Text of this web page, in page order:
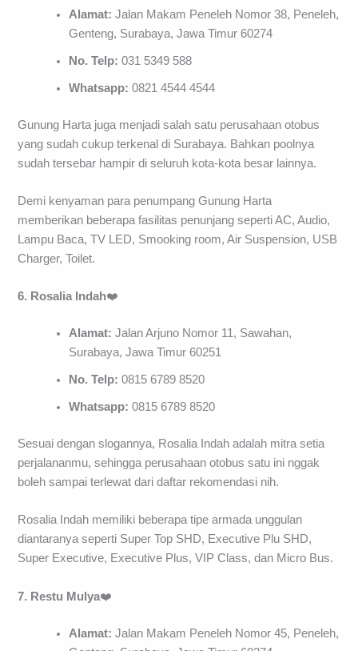
Alamat: Jalan Makam Peneleh Nomor 38, Peneleh,
Genteng, Surabaya, Jawa Timur 60274
No. Telp: 031 5349 588
Whatsapp: 0821 4544 4544
Gunung Harta juga menjadi salah satu perusahaan otobus
yang sudah cukup terkenal di Surabaya. Bahkan poolnya
sudah tersebar hampir di seluruh kota-kota besar lainnya.
Demi kenyaman para penumpang Gunung Harta
memberikan beberapa fasilitas penunjang seperti AC, Audio,
Lampu Baca, TV LED, Smooking room, Air Suspension, USB
Charger, Toilet.
6. Rosalia Indah❤️
Alamat: Jalan Arjuno Nomor 11, Sawahan,
Surabaya, Jawa Timur 60251
No. Telp: 0815 6789 8520
Whatsapp: 0815 6789 8520
Sesuai dengan slogannya, Rosalia Indah adalah mitra setia
perjalananmu, sehingga perusahaan otobus satu ini nggak
boleh sampai terlewat dari daftar rekomendasi nih.
Rosalia Indah memiliki beberapa tipe armada unggulan
diantaranya seperti Super Top SHD, Executive Plu SHD,
Super Executive, Executive Plus, VIP Class, dan Micro Bus.
7. Restu Mulya❤️
Alamat: Jalan Makam Peneleh Nomor 45, Peneleh,